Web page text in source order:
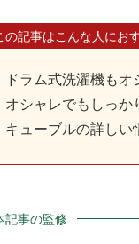
の記事はこんな人にお
ドラム式洗濯機も
オシャレでもしっ
キューブルの詳しい
記事の監修